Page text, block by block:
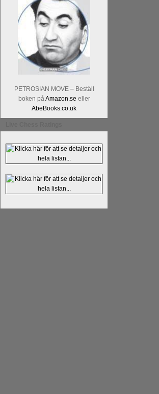
PETROSIAN MOVE – Beställ
boken påAmazon.se eller
AbeBooks.co.uk